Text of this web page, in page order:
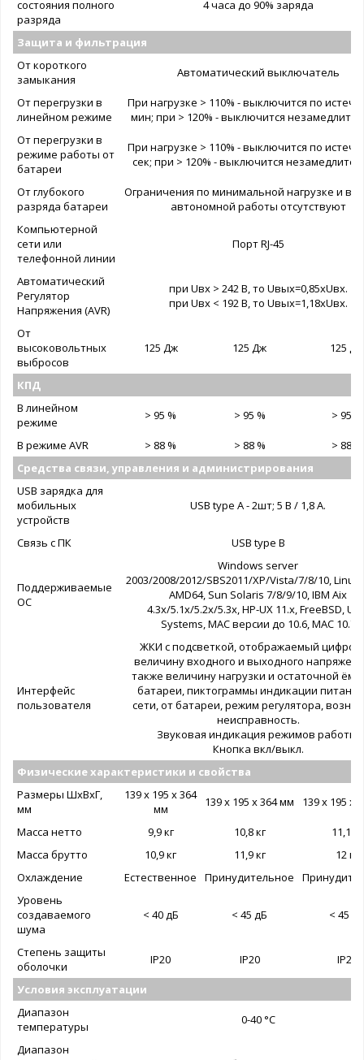
состояния полного
разряда
4 часа до 90% заряда
Защита и фильтрация
От короткого
замыкания
Автоматический выключатель
От перегрузки в
линейном режиме
При нагрузке > 110% - выключится по
мин; при > 120% - выключится
От перегрузки в
режиме работы от
батареи
При нагрузке > 110% - выключится по
сек; при > 120% - выключится
От глубокого
разряда батареи
Ограничения по минимальной нагрузке и
автономной работы отсутствуют
Компьютерной
сети или
телефонной линии
Порт RJ-45
Автоматический
Регулятор
Напряжения (AVR)
при Uвх > 242 В, то Uвых=0,85xUвх.
при Uвх < 192 В, то Uвых=1,18xUвх.
От
высоковольтных
выбросов
125 Дж 125 Дж 125 Дж
КПД
В линейном
режиме
> 95 % > 95 % > 95 %
В режиме AVR > 88 % > 88 %
> 88 %
Средства связи, управления и администрирования
USB зарядка для
мобильных
устройств
USB type A - 2шт; 5 В / 1,8 А.
Связь с ПК USB type B
Поддерживаемые
ОС
Windows server
2003/2008/2012/SBS2011/XP/Vista/7/8/10,
AMD64, Sun Solaris 7/8/9/10, IBM Aix
4.3x/5.1x/5.2x/5.3x, HP-UX 11.x, FreeBSD,
Systems, MAC версии до 10.6, MAC 10.7
Интерфейс
пользователя
ЖКИ с подсветкой, отображаемый
величину входного и выходного
также величину нагрузки и остаточной
батареи, пиктограммы индикации
сети, от батареи, режим регулятора,
неисправность.
Звуковая индикация режимов работы.
Кнопка вкл/выкл.
Физические характеристики и свойства
Размеры ШxВxГ,
мм
139 x 195 x 364
мм
139 x 195 x 364 мм 139 x 195 x
Масса нетто 9,9 кг 10,8 кг
11,1 кг
Масса брутто
10,9 кг 11,9 кг
12 кг
Охлаждение
Естественное Принудительное
Уровень
создаваемого
шума
< 40 дБ < 45 дБ < 45 дБ
Степень защиты
оболочки
IP20 IP20 IP20
Условия эксплуатации
Диапазон
температуры
0-40 °C
Диапазон